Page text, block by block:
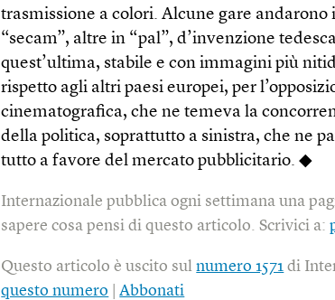
trasmissione a colori. Alcune gare
“secam”, altre in “pal”, d’invenzione
quest’ultima, stabile e con immagini più
rispetto agli altri paesi europei, per
cinematografica, che ne temeva la
della politica, soprattutto a sinistra, che ne
tutto a favore del mercato pubblicitario. ◆
Internazionale pubblica ogni settimana una
sapere cosa pensi di questo articolo. Scrivici a:
Questo articolo è uscito sulnumero 1571 di
questo numero |Abbonati